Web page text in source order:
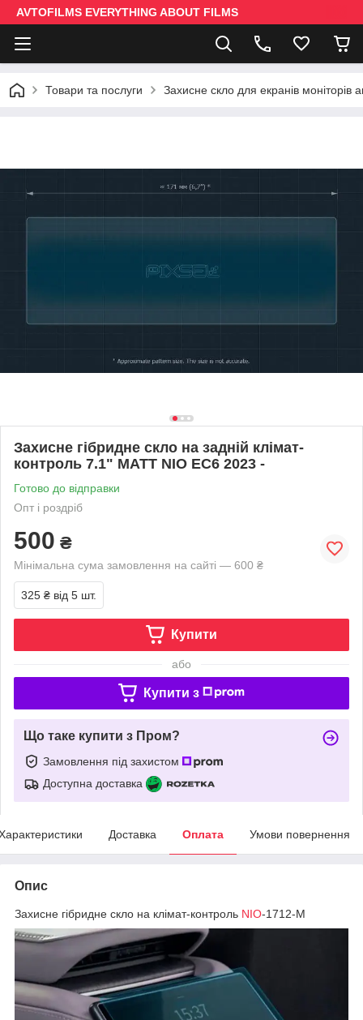
AVTOFILMS EVERYTHING ABOUT FILMS
Товари та послуги Захисне скло для екранів моніторів
Захисне гібридне скло на задній клімат-
контроль 7.1" MATT NIO EC6 2023 -
Готово до відправки
Опт і роздріб
500 ₴
Мінімальна сума замовлення на сайті — 600 ₴
325 ₴ від 5 шт.
Купити
або
Купити з
Що таке купити з Пром?
Замовлення під захистом
Доступна доставка
Доставка Оплата Умови повернення
Опис
Захисне гібридне скло на клімат-контроль NIO-1712-M